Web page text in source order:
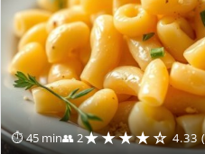
⏱ 45 min👥 2★★★★☆ 4.33